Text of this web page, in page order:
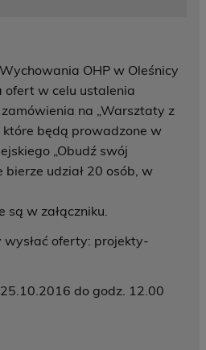
OHP w Oleśnicy
ofert w celu ustalenia
na „Warsztaty z
które będą prowadzone w
„Obudź swój
bierze udział 20 osób, w
są w załączniku.
wysłać oferty: projekty-
do godz. 12.00